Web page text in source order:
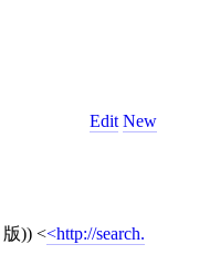
Edit New
版)) < http://search.